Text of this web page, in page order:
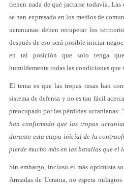
tienen nada de qué jactarse todavía.
se han expresado en los medios de
ucranianas deben recuperar los
después de eso será posible iniciar
en tal posición que solo tenga
humildemente todas las condiciones que
El tema es que las tropas rusas han
sistema de defensa y no es tan fácil
preocupado por las pérdidas ucranianas: “
han confirmado que las tropas
durante esta etapa inicial de la
pierde mucho más en las batallas que el
Sin embargo, incluso el más optimista
Armadas de Ucrania, no espera